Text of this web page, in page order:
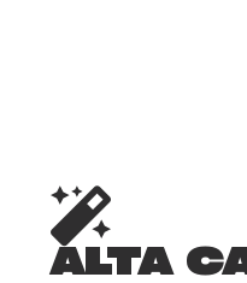
ALTA